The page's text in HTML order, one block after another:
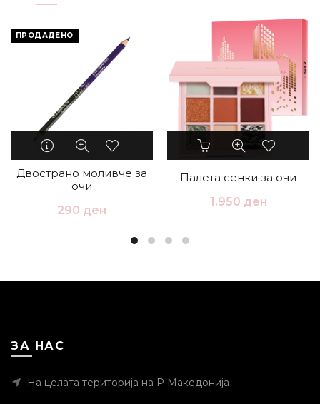
ПРОДАДЕНО
Двострано моливче за
очи
290 ден
Палета сенки за очи
1.950 ден
ЗА НАС
На целата територија на Р Македонија